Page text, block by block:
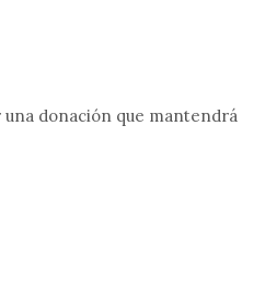
una donación que mantendrá